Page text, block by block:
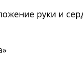
руки и